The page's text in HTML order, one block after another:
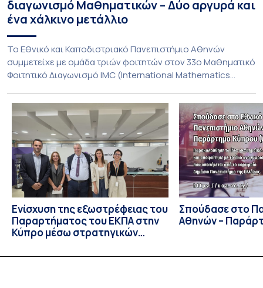
διαγωνισμό Μαθηματικών – Δύο αργυρά και
ένα χάλκινο μετάλλιο
To Εθνικό και Καποδιστριακό Πανεπιστήμιο Αθηνών
συμμετείχε με ομάδα τριών φοιτητών στον 33ο Μαθηματικό
Φοιτητικό Διαγωνισμό IMC (International Mathematics
Ιουλίου στο Blagoevgrad της Βουλγαρίας. Σε αυτόν
συμμετείχαν 447 φοιτητές εκπροσωπώντας 135
πανεπιστήμια από 46 χώρες. Από την Ελλάδα, συμμετείχαν
επίσης το Εθνικό Μετσόβιο Πολυτεχνείο, το Αριστοτέλειο
Πανεπιστήμιο […]
Ενίσχυση της εξωστρέφειας του
Παραρτήματος του ΕΚΠΑ στην
Κύπρο μέσω στρατηγικών
Σπούδασε στο
Αθηνών –